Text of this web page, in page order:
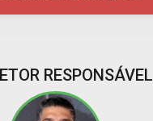
06
RESPONSÁVEL